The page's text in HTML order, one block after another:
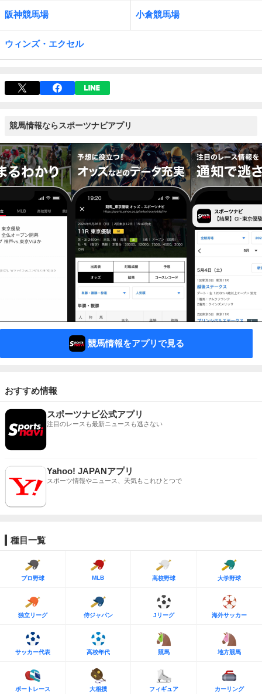
阪神競馬場 小倉競馬場
ウィンズ・エクセル
競馬情報ならスポーツナビアプリ
競馬情報をアプリで見る
おすすめ情報
スポーツナビ公式アプリ
注目のレースも最新ニュースも逃さない
Yahoo! JAPANアプリ
スポーツ情報やニュース、天気もこれひとつで
種目一覧
プロ野球 MLB 高校野球 大学野球
独立リーグ 侍ジャパン Jリーグ 海外サッカー
サッカー代表 高校年代 競馬 地方競馬
ボートレース 大相撲 フィギュア カーリング